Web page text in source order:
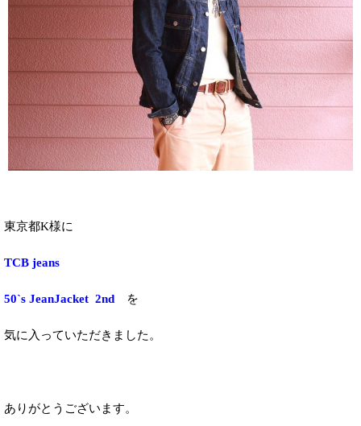
東京都K様に
TCB jeans
50`s JeanJacket 2nd を
気に入っていただきました。
ありがとうございます。